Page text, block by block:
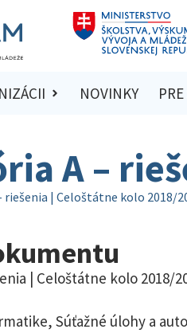
NOVINKY
A –
riešenia | Celoštátne kolo 2018/
| Celoštátne kolo 2018/
, Súťažné úlohy a